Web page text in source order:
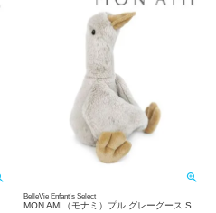
BelleVie Enfant's Select
MON AMI（モナミ）プル グレーグース S